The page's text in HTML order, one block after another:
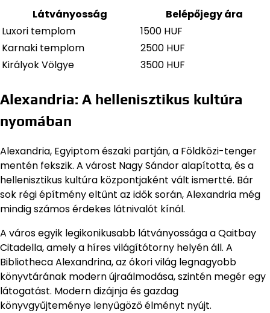
Látványosság
Belépőjegy ára
Luxori templom
1500 HUF
Karnaki templom
2500 HUF
Királyok Völgye
3500 HUF
Alexandria: A hellenisztikus kultúra
nyomában
Alexandria, Egyiptom északi partján, a Földközi-tenger
mentén fekszik. A várost Nagy Sándor alapította, és a
hellenisztikus kultúra központjaként vált ismertté. Bár
sok régi építmény eltűnt az idők során, Alexandria még
mindig számos érdekes látnivalót kínál.
A város egyik legikonikusabb látványossága a Qaitbay
Citadella, amely a híres világítótorny helyén áll. A
Bibliotheca Alexandrina, az ókori világ legnagyobb
könyvtárának modern újraálmodása, szintén megér egy
látogatást. Modern dizájnja és gazdag
könyvgyűjteménye lenyűgöző élményt nyújt.